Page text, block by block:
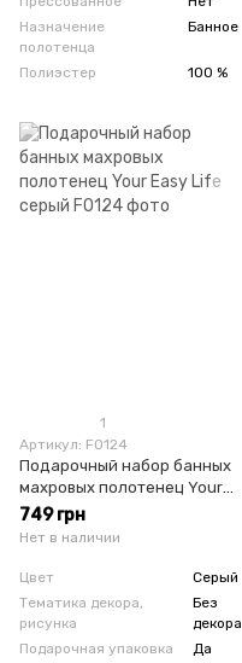
Назначение
полотенца
Банное
Полиэстер 100 %
1
Артикул: F0124
Подарочный набор банных
махровых полотенец Your
Easy Life серый
749 грн
Нет в наличии
Цвет
Серый
Тематика декора,
рисунка
Без
декора
Подарочная упаковка
Да